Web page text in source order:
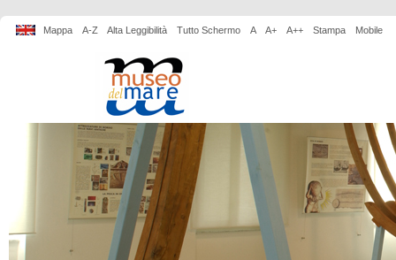
Mappa A-Z Alta Leggibilità Tutto Schermo A A+ A++ Stampa Mobile